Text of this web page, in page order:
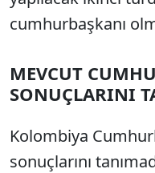
cumhurbaşkanı
MEVCUT
SONUÇLARINI
Kolombiya
sonuçlarını